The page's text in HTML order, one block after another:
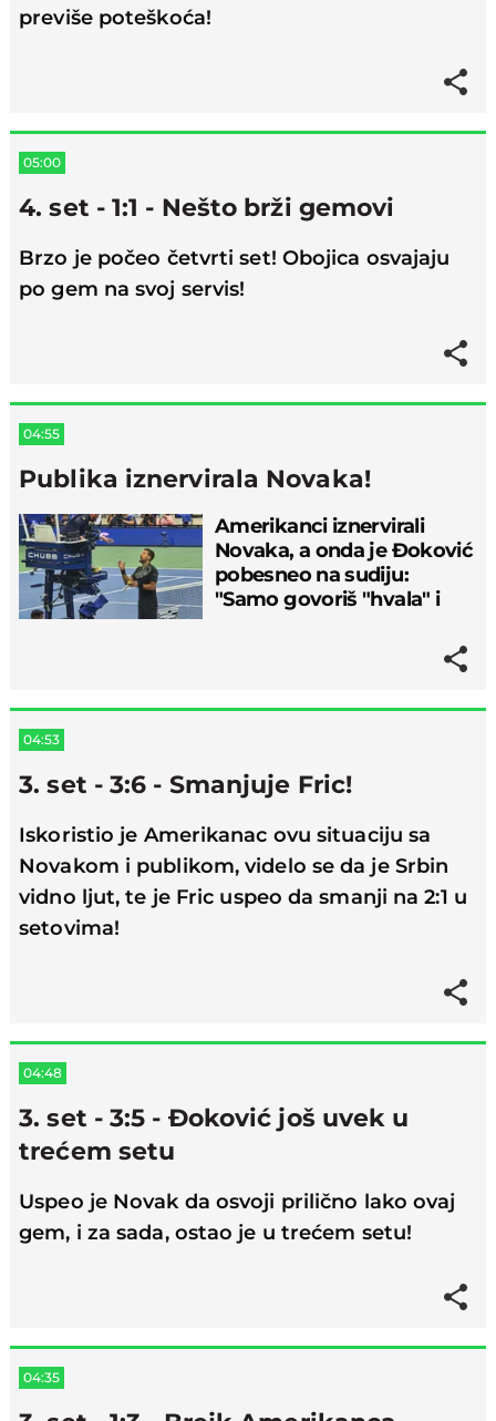
previše poteškoća!
05:00
4. set - 1:1 - Nešto brži gemovi
Brzo je počeo četvrti set! Obojica osvajaju
po gem na svoj servis!
04:55
Publika iznervirala Novaka!
Amerikanci iznervirali
Novaka, a onda je Đoković
pobesneo na sudiju:
"Samo govoriš "hvala" i
04:53
3. set - 3:6 - Smanjuje Fric!
Iskoristio je Amerikanac ovu situaciju sa
Novakom i publikom, videlo se da je Srbin
vidno ljut, te je Fric uspeo da smanji na 2:1 u
setovima!
04:48
3. set - 3:5 - Đoković još uvek u
trećem setu
Uspeo je Novak da osvoji prilično lako ovaj
gem, i za sada, ostao je u trećem setu!
04:35